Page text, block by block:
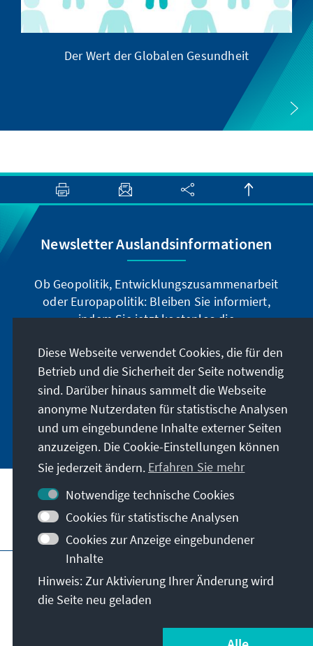
Der Wert der Globalen Gesundheit
Newsletter Auslandsinformationen
Ob Geopolitik, Entwicklungszusammenarbeit
oder Europapolitik: Bleiben Sie informiert,
indem Sie jetzt kostenlos die
die Ai digital über den deutschsprachigen
Newsletter, oder als Printprodukt in deutscher
und englischer Sprache beziehen.
Jetzt abonnieren
Besuchen Sie auch
Impressum
Nutzungsbedingungen
Erklärung zur Barrierefreiheit
© Konrad-Adenauer-Stiftung e.V. 2026
Diese Webseite verwendet Cookies, die für den
Betrieb und die Sicherheit der Seite notwendig
sind. Darüber hinaus sammelt die Webseite
anonyme Nutzerdaten für statistische Analysen
und um eingebundene Inhalte externer Seiten
anzuzeigen. Die Cookie-Einstellungen können
Sie jederzeit ändern. Erfahren Sie mehr
Notwendige technische Cookies
Cookies für statistische Analysen
Cookies zur Anzeige eingebundener
Inhalte
Hinweis: Zur Aktivierung Ihrer Änderung wird
die Seite neu geladen